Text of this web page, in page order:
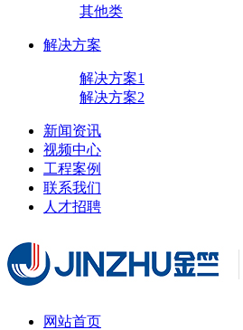
其他类
解决方案
解决方案1
解决方案2
新闻资讯
视频中心
工程案例
联系我们
人才招聘
网站首页